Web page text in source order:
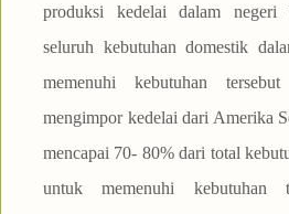
produksi kedelai dalam negeri
seluruh kebutuhan domestik
memenuhi kebutuhan
mengimpor kedelai dari Amerika
mencapai 70- 80% dari total
untuk memenuhi kebutuhan